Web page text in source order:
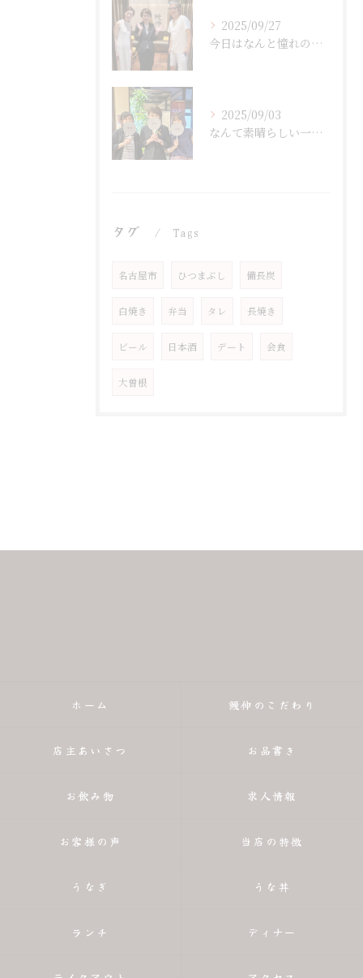
2025/09/27
今日はなんと憧れのユーチューバー「鎌倉スローライフ」さんが鰻...
2025/09/03
なんて素晴らしい一日だったでしょう！🎉 私の大切な友達がまさ...
タグ Tags
名古屋市 ひつまぶし 備長炭
白焼き 弁当 タレ 長焼き
ビール 日本酒 デート 会食
大曽根
ホーム 鰻伸のこだわり
店主あいさつ お品書き
お飲み物 求人情報
お客様の声 当店の特徴
うなぎ うな丼
ランチ ディナー